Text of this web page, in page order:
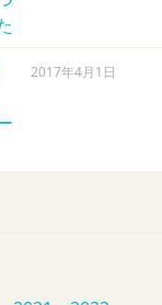
2017年4月1日